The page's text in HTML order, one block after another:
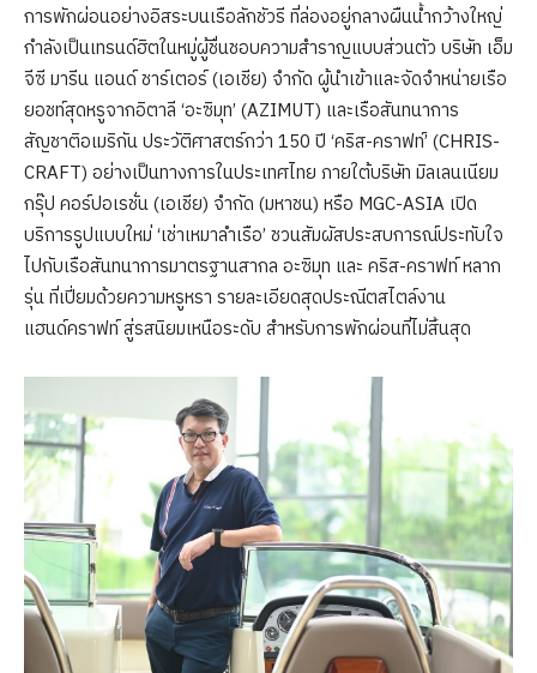
การพักผ่อนอย่างอิสระบนเรือลักชัวรี ที่ล่องอยู่กลางผืนน้ำกว้างใหญ่
กำลังเป็นเทรนด์ฮิตในหมู่ผู้ชื่นชอบความสำราญแบบส่วนตัว บริษัท เอ็ม
จีซี มารีน แอนด์ ชาร์เตอร์ (เอเชีย) จำกัด ผู้นำเข้าและจัดจำหน่ายเรือ
ยอชท์สุดหรูจากอิตาลี ‘อะซิมุท’ (AZIMUT) และเรือสันทนาการ
สัญชาติอเมริกัน ประวัติศาสตร์กว่า 150 ปี ‘คริส-คราฟท์’ (CHRIS-
CRAFT) อย่างเป็นทางการในประเทศไทย ภายใต้บริษัท มิลเลนเนียม
กรุ๊ป คอร์ปอเรชั่น (เอเชีย) จำกัด (มหาชน) หรือ MGC-ASIA เปิด
บริการรูปแบบใหม่ ‘เช่าเหมาลำเรือ’ ชวนสัมผัสประสบการณ์ประทับใจ
ไปกับเรือสันทนาการมาตรฐานสากล อะซิมุท และ คริส-คราฟท์ หลาก
รุ่น ที่เปี่ยมด้วยความหรูหรา รายละเอียดสุดประณีตสไตล์งาน
แฮนด์คราฟท์ สู่รสนิยมเหนือระดับ สำหรับการพักผ่อนที่ไม่สิ้นสุด